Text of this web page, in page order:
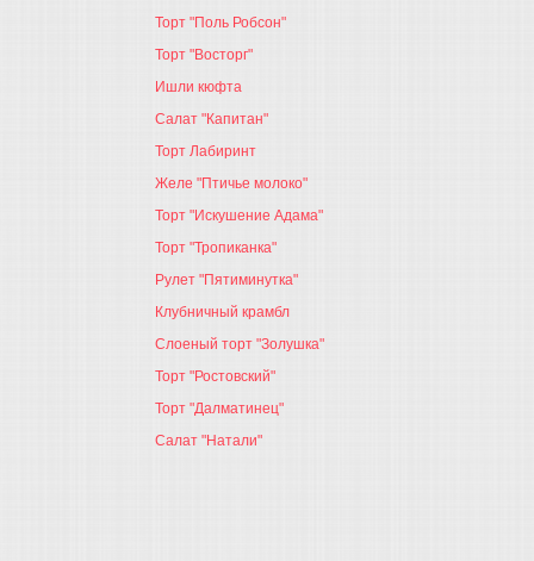
Торт "Поль Робсон"
Торт "Восторг"
Ишли кюфта
Салат "Капитан"
Торт Лабиринт
Желе "Птичье молоко"
Торт "Искушение Адама"
Торт "Тропиканка"
Рулет "Пятиминутка"
Клубничный крамбл
Слоеный торт "Золушка"
Торт "Ростовский"
Торт "Далматинец"
Салат "Натали"